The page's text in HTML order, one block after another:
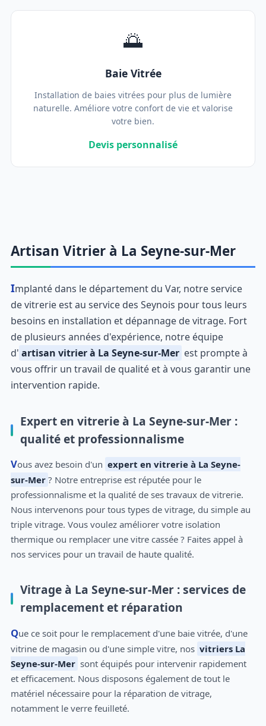
🌅
Baie Vitrée
Installation de baies vitrées pour plus de lumière
naturelle. Améliore votre confort de vie et valorise
votre bien.
Devis personnalisé
Artisan Vitrier à La Seyne-sur-Mer
Implanté dans le département du Var, notre service
de vitrerie est au service des Seynois pour tous leurs
besoins en installation et dépannage de vitrage. Fort
de plusieurs années d'expérience, notre équipe
d' artisan vitrier à La Seyne-sur-Mer est prompte à
vous offrir un travail de qualité et à vous garantir une
intervention rapide.
Expert en vitrerie à La Seyne-sur-Mer :
qualité et professionnalisme
Vous avez besoin d'un expert en vitrerie à La Seyne-
sur-Mer ? Notre entreprise est réputée pour le
professionnalisme et la qualité de ses travaux de vitrerie.
Nous intervenons pour tous types de vitrage, du simple au
triple vitrage. Vous voulez améliorer votre isolation
thermique ou remplacer une vitre cassée ? Faites appel à
nos services pour un travail de haute qualité.
Vitrage à La Seyne-sur-Mer : services de
remplacement et réparation
Que ce soit pour le remplacement d'une baie vitrée, d'une
vitrine de magasin ou d'une simple vitre, nos vitriers La
Seyne-sur-Mer sont équipés pour intervenir rapidement
et efficacement. Nous disposons également de tout le
matériel nécessaire pour la réparation de vitrage,
notamment le verre feuilleté.